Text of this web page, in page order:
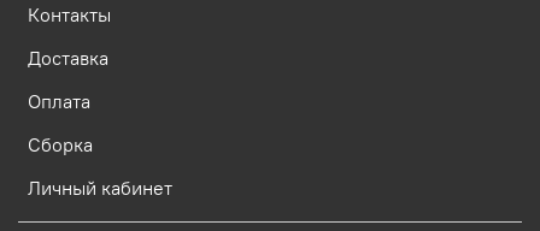
Контакты
Доставка
Оплата
Сборка
Личный кабинет